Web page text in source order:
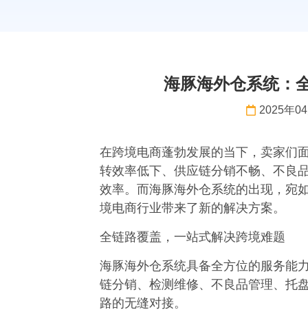
海豚海外仓系统：
2025年
在跨境电商蓬勃发展的当下，卖家们
转效率低下、供应链分销不畅、不良
效率。而海豚海外仓系统的出现，宛
境电商行业带来了新的解决方案。​
全链路覆盖，一站式解决跨境难题​
海豚海外仓系统具备全方位的服务能
链分销、检测维修、不良品管理、托
路的无缝对接。​